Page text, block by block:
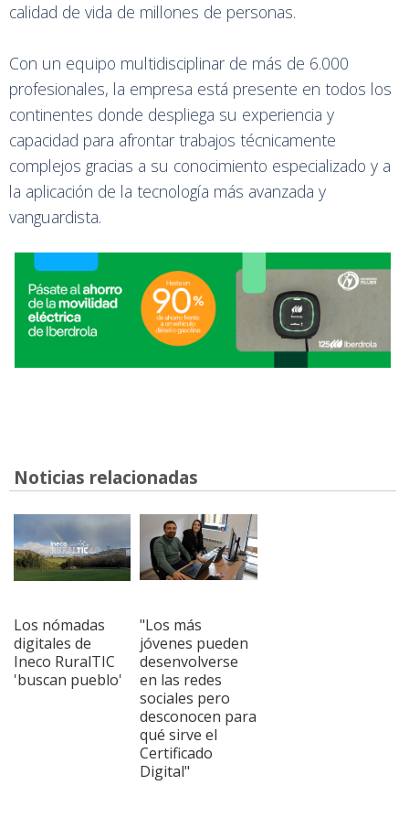
calidad de vida de millones de personas.
Con un equipo multidisciplinar de más de 6.000
profesionales, la empresa está presente en todos los
continentes donde despliega su experiencia y
capacidad para afrontar trabajos técnicamente
complejos gracias a su conocimiento especializado y a
la aplicación de la tecnología más avanzada y
vanguardista.
Noticias relacionadas
Los nómadas
digitales de
Ineco RuralTIC
'buscan pueblo'
"Los más
jóvenes pueden
desenvolverse
en las redes
sociales pero
desconocen para
qué sirve el
Certificado
Digital"